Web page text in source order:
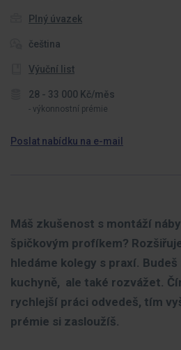
Plný úvazek
čeština
Výuční list
28 - 33 000 Kč/měs
- výkonnostní prémie
Poslat nabídku na e-mail
Máš zkušenost s montáží
špičkovým profíkem?
hledáme kolegy s praxí.
kuchyně, ale také rozvážet.
rychlejší práci odvedeš, tím
prémie si zasloužíš.